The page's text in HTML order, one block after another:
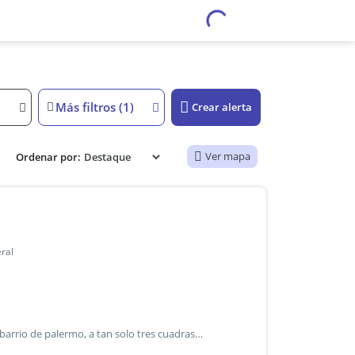
Más filtros (1) Crear alerta
Ordenar por: Ver mapa
Departamento de un ambiente en palermo ubicado en el barrio de palermo, a tan solo tres cuadras del jardín botánico y av. Santa fe, próximo a la estación de subte plaza italia línea d y colectivos. También esta cercano a plaza armenia, donde encontras gran variedad de comercios gastronómicos. El departamento esta totalmente equipado, tiene una cama matrimonial, tv, aire acondicionado, mesa comedor, cocina integrada con horno, todos los utensilios básicos estan incluidos, también cuenta con una heladera con freezer. El baño es completo con bañera. Tiene un balcón el edificio cuenta con una pileta, sum, parrilla y laundry. Luz a cargo de inquilino. Incluye una limpieza cada 15 dias a cargo del propietario. Oportunidad!